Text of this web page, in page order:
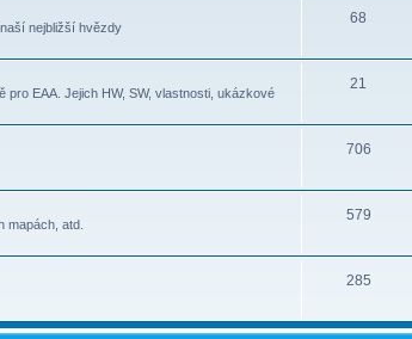
nejbližší hvězdy
68
EAA. Jejich HW, SW, vlastnosti, ukázkové
21
706
mapách, atd.
579
285